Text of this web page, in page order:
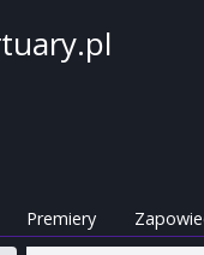
Premiery